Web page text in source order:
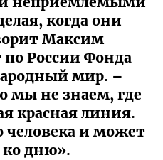
когда они
Максим
по России Фонда
мир. –
мы не знаем, где
красная линия.
человека и может
ко дню».